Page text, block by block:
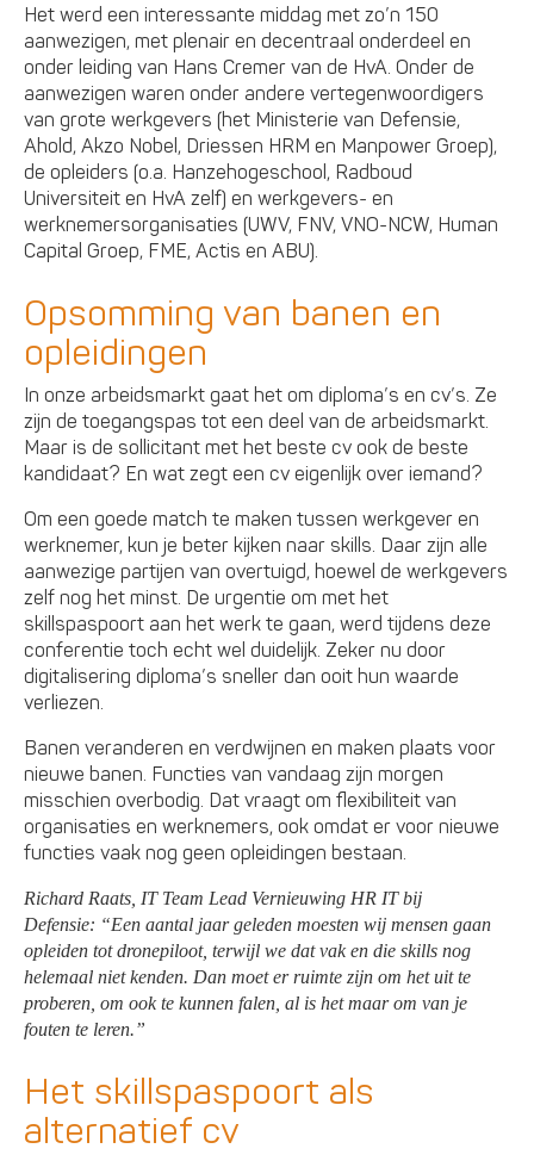
Het werd een interessante middag met zo’n 150
aanwezigen, met plenair en decentraal onderdeel en
onder leiding van Hans Cremer van de HvA. Onder de
aanwezigen waren onder andere vertegenwoordigers
van grote werkgevers (het Ministerie van Defensie,
Ahold, Akzo Nobel, Driessen HRM en Manpower Groep),
de opleiders (o.a. Hanzehogeschool, Radboud
Universiteit en HvA zelf) en werkgevers- en
werknemersorganisaties (UWV, FNV, VNO-NCW, Human
Capital Groep, FME, Actis en ABU).
Opsomming van banen en
opleidingen
In onze arbeidsmarkt gaat het om diploma’s en cv’s. Ze
zijn de toegangspas tot een deel van de arbeidsmarkt.
Maar is de sollicitant met het beste cv ook de beste
kandidaat? En wat zegt een cv eigenlijk over iemand?
Om een goede match te maken tussen werkgever en
werknemer, kun je beter kijken naar skills. Daar zijn alle
aanwezige partijen van overtuigd, hoewel de werkgevers
zelf nog het minst. De urgentie om met het
skillspaspoort aan het werk te gaan, werd tijdens deze
conferentie toch echt wel duidelijk. Zeker nu door
digitalisering diploma’s sneller dan ooit hun waarde
verliezen.
Banen veranderen en verdwijnen en maken plaats voor
nieuwe banen. Functies van vandaag zijn morgen
misschien overbodig. Dat vraagt om flexibiliteit van
organisaties en werknemers, ook omdat er voor nieuwe
functies vaak nog geen opleidingen bestaan.
Richard Raats, IT Team Lead Vernieuwing HR IT bij
Defensie: “Een aantal jaar geleden moesten wij mensen gaan
opleiden tot dronepiloot, terwijl we dat vak en die skills nog
helemaal niet kenden. Dan moet er ruimte zijn om het uit te
proberen, om ook te kunnen falen, al is het maar om van je
fouten te leren.”
Het skillspaspoort als
alternatief cv